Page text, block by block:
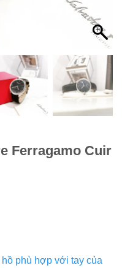
Ferragamo Cuir
phù hợp với tay của